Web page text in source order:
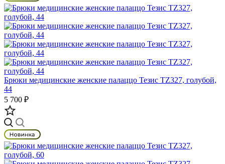
Брюки медицинские женские палаццо Тезис TZ327, голубой,
44
5 700 ₽